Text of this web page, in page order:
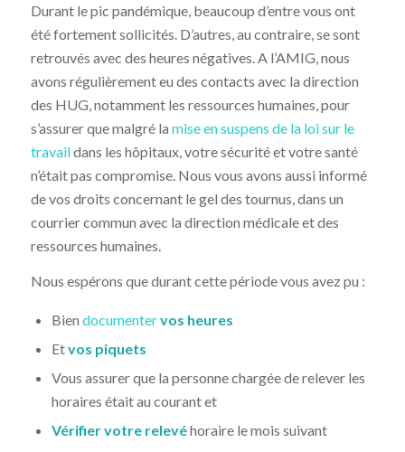
Durant le pic pandémique, beaucoup d’entre vous ont
été fortement sollicités. D’autres, au contraire, se sont
retrouvés avec des heures négatives. A l’AMIG, nous
avons régulièrement eu des contacts avec la direction
des HUG, notamment les ressources humaines, pour
s’assurer que malgré la mise en suspens de la loi sur le
travaildans les hôpitaux, votre sécurité et votre santé
n’était pas compromise. Nous vous avons aussi informé
de vos droits concernant le gel des tournus, dans un
courrier commun avec la direction médicale et des
ressources humaines.
Nous espérons que durant cette période vous avez pu :
Bien documentervos heures
Etvos piquets
Vous assurer que la personne chargée de relever les
horaires était au courant et
Vérifier votre relevéhoraire le mois suivant